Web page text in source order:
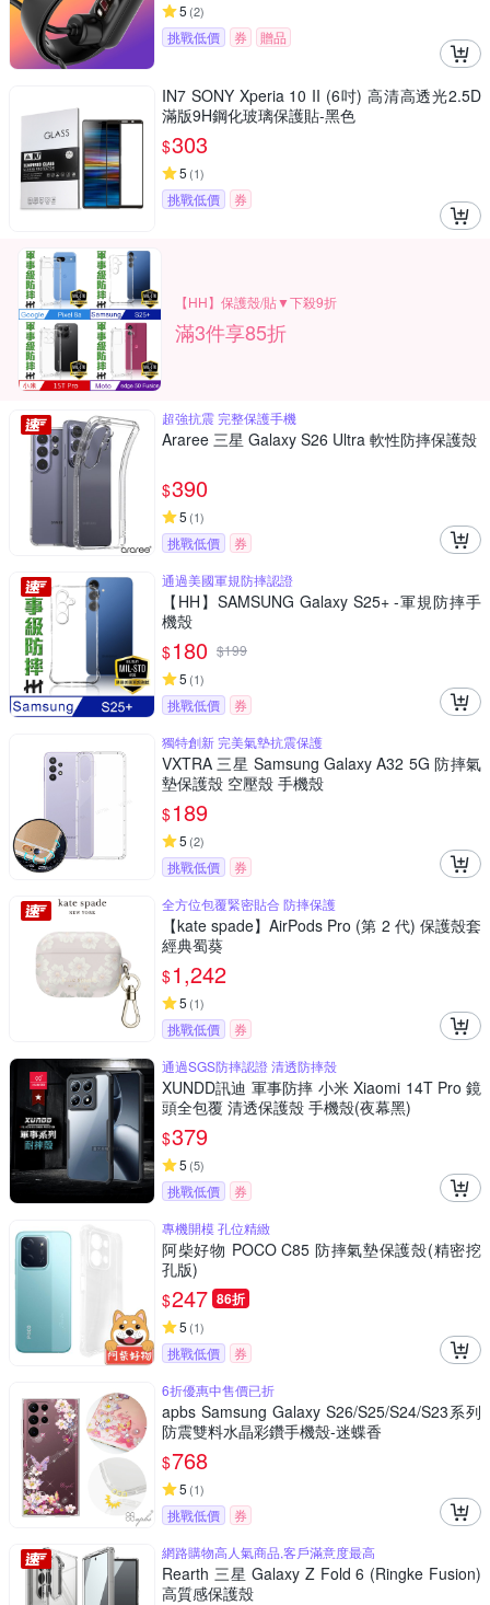
5 (2)
挑戰低價 券 贈品
IN7 SONY Xperia 10 II (6吋) 高清高透光2.5D
滿版9H鋼化玻璃保護貼-黑色
$303
5 (1)
挑戰低價 券
【HH】保護殼/貼▼下殺9折
滿3件享85折
超強抗震 完整保護手機
Araree 三星 Galaxy S26 Ultra 軟性防摔保護殼
$390
5 (1)
挑戰低價
券
通過美國軍規防摔認證
【HH】SAMSUNG Galaxy S25+ -軍規防摔手
機殼
$180 $199
5 (1)
挑戰低價
券
獨特創新 完美氣墊抗震保護
VXTRA 三星 Samsung Galaxy A32 5G 防摔氣
墊保護殼 空壓殼 手機殼
$189
5 (2)
挑戰低價
券
全方位包覆緊密貼合 防摔保護
【kate spade】AirPods Pro (第 2 代) 保護殼套
經典蜀葵
$1,242
5 (1)
挑戰低價
券
通過SGS防摔認證 清透防摔殼
XUNDD訊迪 軍事防摔 小米 Xiaomi 14T Pro 鏡
頭全包覆 清透保護殼 手機殼(夜幕黑)
$379
5 (5)
挑戰低價
券
專機開模 孔位精緻
阿柴好物 POCO C85 防摔氣墊保護殼(精密挖
孔版)
$247 86折
5 (1)
挑戰低價
券
6折優惠中售價已折
apbs Samsung Galaxy S26/S25/S24/S23系列
防震雙料水晶彩鑽手機殼-迷蝶香
$768
5 (1)
挑戰低價
券
網路購物高人氣商品,客戶滿意度最高
Rearth 三星 Galaxy Z Fold 6 (Ringke Fusion)
高質感保護殼